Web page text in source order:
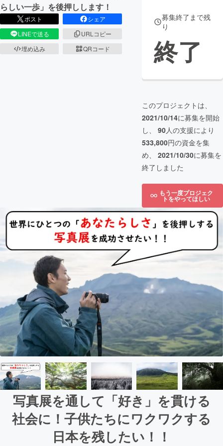
らしい一歩」を後押しします！
ポスト
シェア
LINEで送る
URLコピー
埋め込み
QRコード
募集終了まで残
り
終了
このプロジェクトは、
2021/10/14に募集を開始
し、 90人の支援により
533,800円の資金を集
め、 2021/10/30に募集を
終了しました
もう一度プロジェク
トをやってほしい
写真展を通して「好き」を貫ける
社会に！子供たちにワクワクする
日本を残したい！！